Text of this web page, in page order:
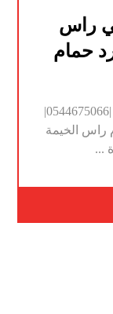
راس
شركة مكافحة الحمام في راس الخيمة |0544675066|
راس الخيمة
...